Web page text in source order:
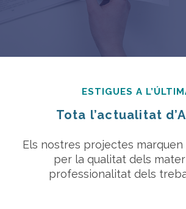
ESTIGUES A
Tota l’actualitat
Els nostres projectes
per la qualitat dels
professionalitat dels